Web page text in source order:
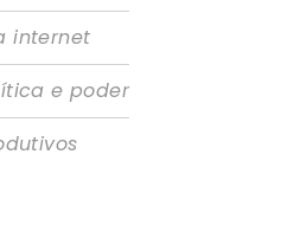
internet
e poder